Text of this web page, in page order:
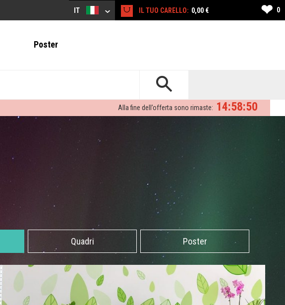
IT IL TUO CARELLO: 0,00 € ❤ 0
Poster
14:58:48
Alla fine dell’offerta sono rimaste:
Quadri Poster